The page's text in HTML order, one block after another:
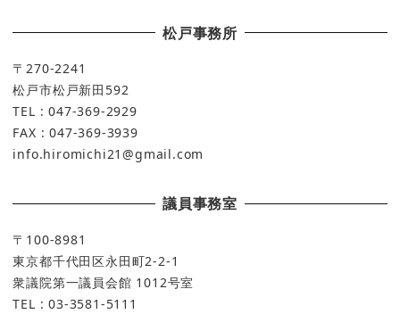
ー
シ
ョ
ン
松戸事務所
〒270-2241
松戸市松戸新田592
TEL : 047-369-2929
FAX : 047-369-3939
info.hiromichi21@gmail.com
議員事務室
〒100-8981
東京都千代田区永田町2-2-1
衆議院第一議員会館 1012号室
TEL : 03-3581-5111